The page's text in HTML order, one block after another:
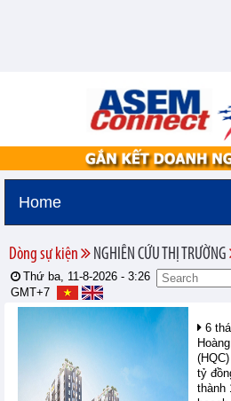
Home
Dòng sự kiện NGHIÊN CỨU THỊ TRƯỜNG
Thứ ba, 11-8-2026 - 3:26
GMT+7
6
tỷ
thành